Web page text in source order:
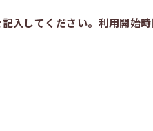
入してください。利用開始